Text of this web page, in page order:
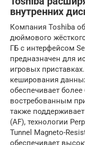
внутренних
Компания Toshiba
дюймового
ГБ с интерфейсом
предназначен для
игровых
кеширования
обеспечивает
востребованным
также
(AF), технологии
Tunnel Magneto-
обеспечивает